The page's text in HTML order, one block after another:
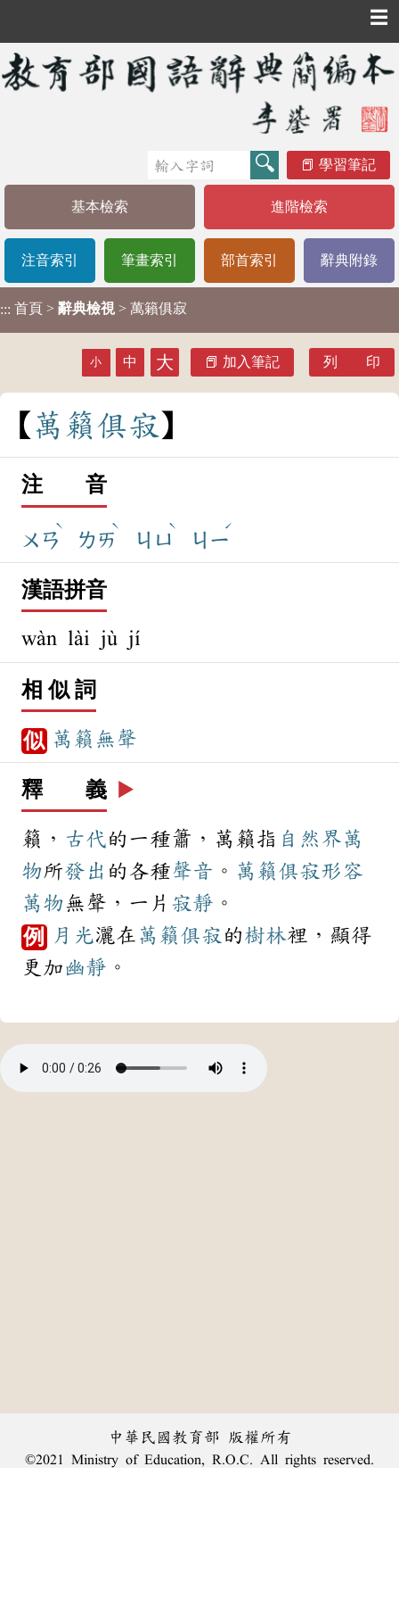
☰
學習筆記
基本檢索 進階檢索
注音索引 筆畫索引 部首索引 辭典附錄
::: 首頁 > 辭典檢視 > 萬籟俱寂
小 中 大 加入筆記 列 印
萬 籟俱寂
注 音
ㄨㄢ
ˋ
ㄌㄞ
ˋ
ㄐㄩ
ˋ
ㄐㄧ
ˊ
漢語拼音
wàn lài jù jí
相 似 詞
似 萬籟無聲
釋 義 ▶️
籟， 古代的一種簫，萬籟指 自然界萬
物所發出 的各種聲音 。 萬籟俱寂形容
萬物無聲，一片 寂靜 。
例 月光灑在 萬籟俱寂 的樹林裡，顯得
更加幽靜 。
中華民國教育部 版權所有
©2021 Ministry of Education, R.O.C. All rights reserved.